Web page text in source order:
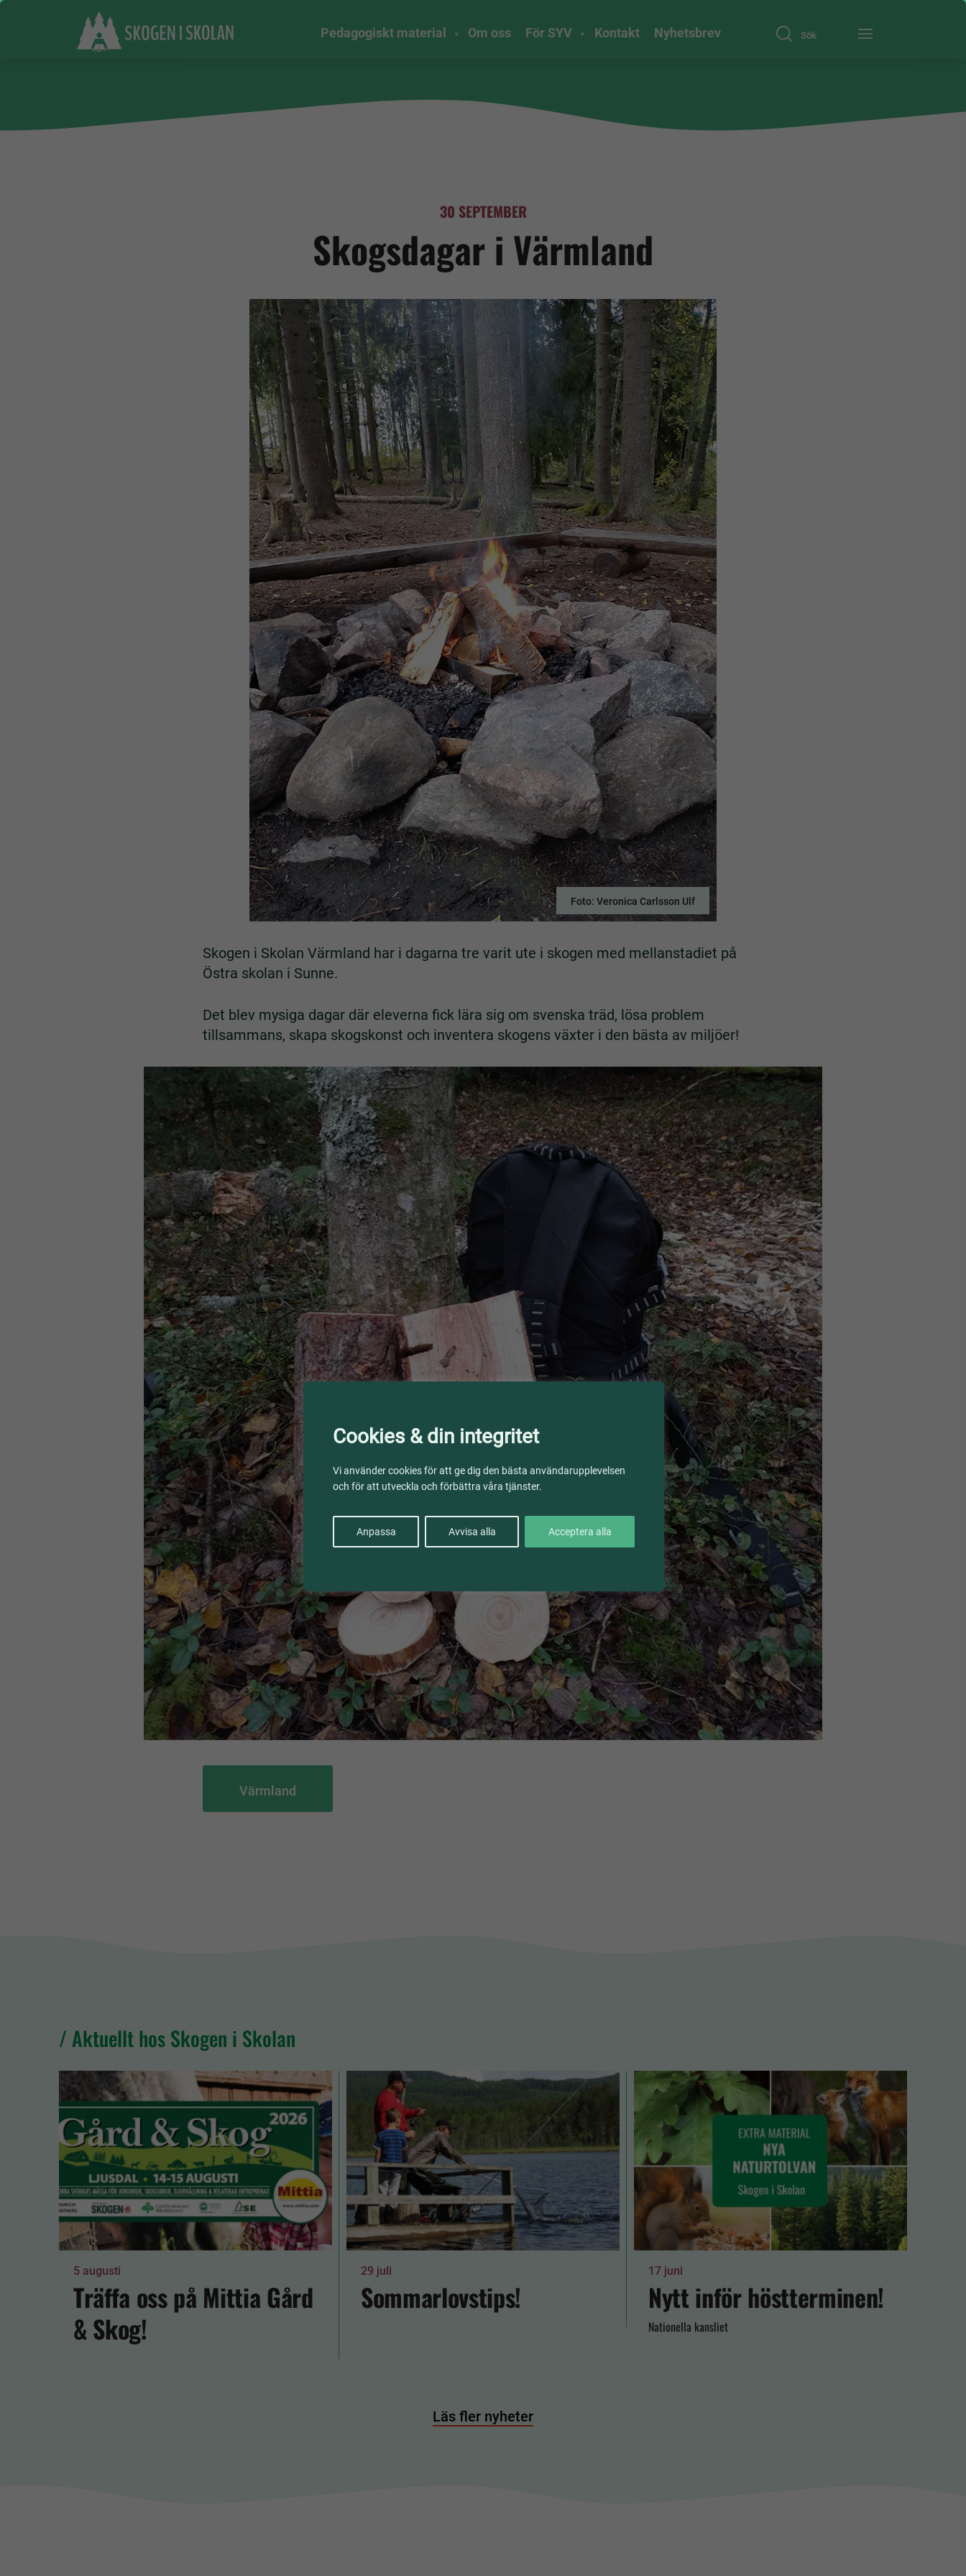
Cookies & din integritet
Vi använder cookies för att ge dig den bästa användarupplevelsen
och för att utveckla och förbättra våra tjänster.
Anpassa Avvisa alla Acceptera alla
Sök
Pedagogiskt material Om oss För SYV Kontakt Nyhetsbrev
30 SEPTEMBER
Skogsdagar i Värmland
Foto: Veronica Carlsson Ulf
Skogen i Skolan Värmland har i dagarna tre varit ute i skogen med mellanstadiet på
Östra skolan i Sunne.
Det blev mysiga dagar där eleverna fick lära sig om svenska träd, lösa problem
tillsammans, skapa skogskonst och inventera skogens växter i den bästa av miljöer!
Värmland
/ Aktuellt hos Skogen i Skolan
5 augusti
Träffa oss på Mittia Gård
& Skog!
29 juli
Sommarlovstips!
17 juni
Nytt inför höstterminen!
Nationella kansliet
Läs fler nyheter